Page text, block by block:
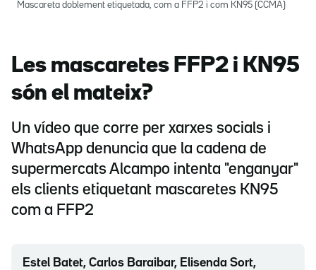
Mascareta doblement etiquetada, com a FFP2 i com KN95 (CCMA)
Les mascaretes FFP2 i KN95
són el mateix?
Un vídeo que corre per xarxes socials i
WhatsApp denuncia que la cadena de
supermercats Alcampo intenta "enganyar"
els clients etiquetant mascaretes KN95
com a FFP2
Estel Batet, Carlos Baraibar, Elisenda Sort,